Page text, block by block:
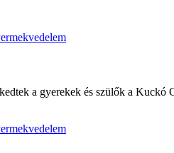
a gyerekek és szülők a Kuckó